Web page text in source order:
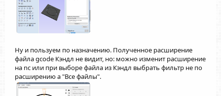
Ну и пользуем по назначению. Полученное расширение
файла gcode Кэндл не видит, но: можно изменит расширение
на nc или при выборе файла из Кэндл выбрать фильтр не по
расширению а "Все файлы".